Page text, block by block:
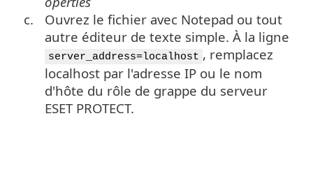
c.
Ouvrez le fichier avec Notepad ou tout
autre éditeur de texte simple. À la ligne
server_address=localhost , remplacez
localhost par l'adresse IP ou le nom
d'hôte du rôle de grappe du serveur
ESET PROTECT.